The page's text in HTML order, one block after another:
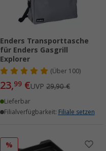
Enders Transporttasche
für Enders Gasgrill
Explorer
(Über100)
23,99 €UVP 29,90 €
Lieferbar
Filialverfügbarkeit: Filiale setzen
%